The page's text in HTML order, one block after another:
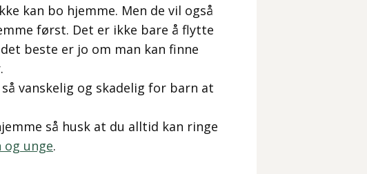
kan bo hjemme. Men de vil også
først. Det er ikke bare å flytte
beste er jo om man kan finne
vanskelig og skadelig for barn at
så husk at du alltid kan ringe
unge.